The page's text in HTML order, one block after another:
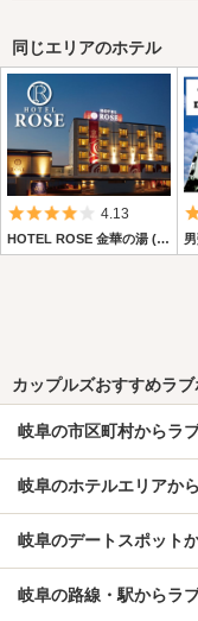
同じエリアのホテル
5つ星のうち4
4.13
HOTEL ROSE 金華の湯 (ホテル ローズ)
カップルズおすすめラブ
岐阜の市区町村からラ
岐阜のホテルエリアか
岐阜のデートスポット
岐阜の路線・駅からラ